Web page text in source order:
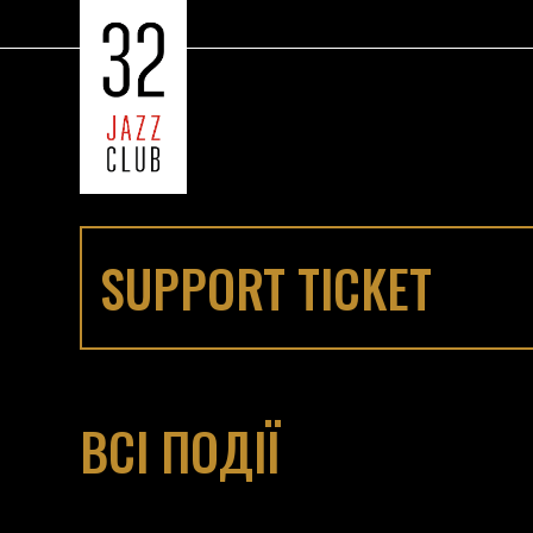
SUPPORT TICKET
ВСІ ПОДІЇ